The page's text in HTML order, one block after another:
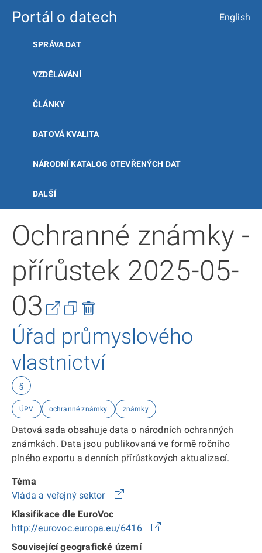
Portál o datech English
SPRÁVA DAT
VZDĚLÁVÁNÍ
ČLÁNKY
DATOVÁ KVALITA
NÁRODNÍ KATALOG OTEVŘENÝCH DAT
DALŠÍ
Ochranné známky -
přírůstek 2025-05-
03
Úřad průmyslového
vlastnictví
§
ÚPV ochranné známky známky
Datová sada obsahuje data o národních ochranných
známkách. Data jsou publikovaná ve formě ročního
plného exportu a denních přírůstkových aktualizací.
Téma
Vláda a veřejný sektor
Klasifikace dle EuroVoc
http://eurovoc.europa.eu/6416
Související geografické území